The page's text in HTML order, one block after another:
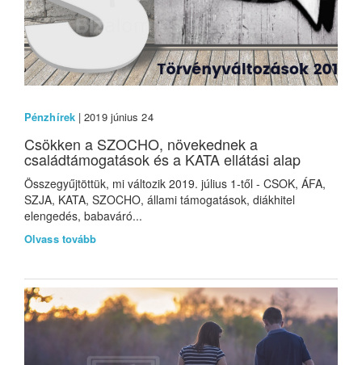
Pénzhírek| 2019 június 24
Csökken a SZOCHO, növekednek a
családtámogatások és a KATA ellátási alap
Összegyűjtöttük, mi változik 2019. július 1-től - CSOK, ÁFA,
SZJA, KATA, SZOCHO, állami támogatások, diákhitel
elengedés, babaváró...
Olvass tovább